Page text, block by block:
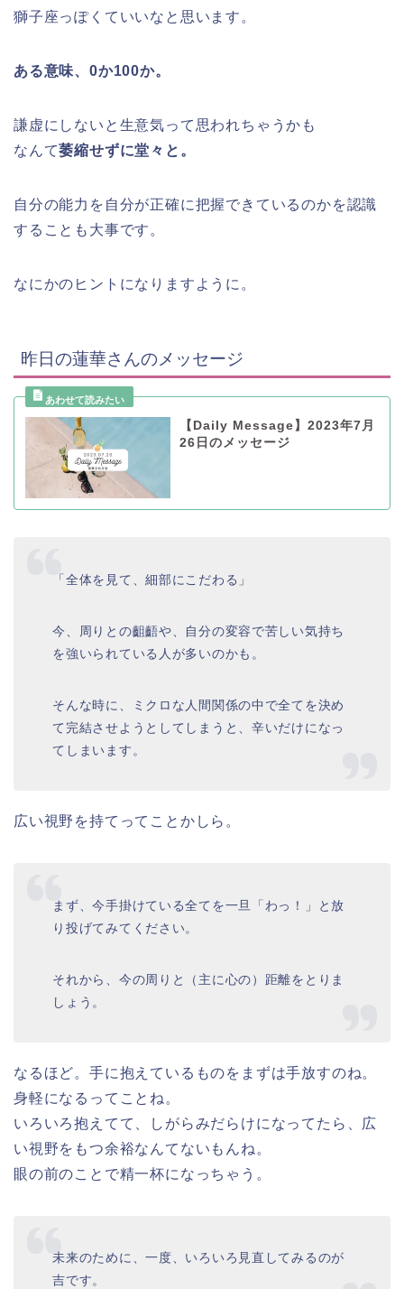
獅子座っぽくていいなと思います。
ある意味、0か100か。
謙虚にしないと生意気って思われちゃうかも
なんて萎縮せずに堂々と。
自分の能力を自分が正確に把握できているのかを認識
することも大事です。
なにかのヒントになりますように。
昨日の蓮華さんのメッセージ
【Daily Message】2023年7月
26日のメッセージ
「全体を見て、細部にこだわる」
今、周りとの齟齬や、自分の変容で苦しい気持ち
を強いられている人が多いのかも。
そんな時に、ミクロな人間関係の中で全てを決め
て完結させようとしてしまうと、辛いだけになっ
てしまいます。
広い視野を持てってことかしら。
まず、今手掛けている全てを一旦「わっ！」と放
り投げてみてください。
それから、今の周りと（主に心の）距離をとりま
しょう。
なるほど。手に抱えているものをまずは手放すのね。
身軽になるってことね。
いろいろ抱えてて、しがらみだらけになってたら、広
い視野をもつ余裕なんてないもんね。
眼の前のことで精一杯になっちゃう。
未来のために、一度、いろいろ見直してみるのが
吉です。